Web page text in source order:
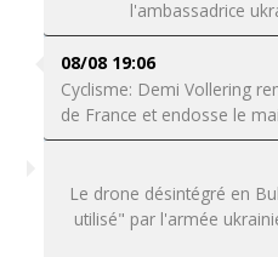
l'ambassadrice
08/08 19:06
Cyclisme: Demi Vollering
de France et endosse le
Le drone désintégré en
utilisé" par l'armée